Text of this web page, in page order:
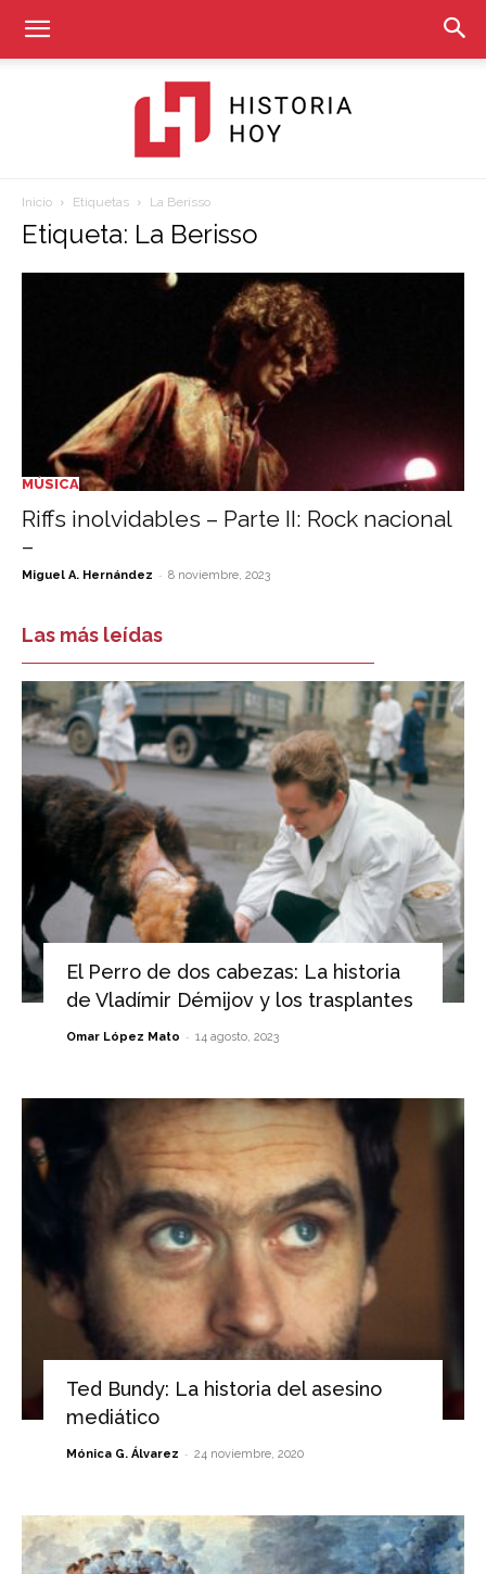
Hoy
Inicio Etiquetas La Berisso
Etiqueta: La Berisso
MÚSICA
Riffs inolvidables – Parte II: Rock nacional
–
Miguel A. Hernández - 8 noviembre, 2023
Las más leídas
El Perro de dos cabezas: La historia
de Vladímir Démijov y los trasplantes
Omar López Mato - 14 agosto, 2023
Ted Bundy: La historia del asesino
mediático
Mónica G. Álvarez - 24 noviembre, 2020